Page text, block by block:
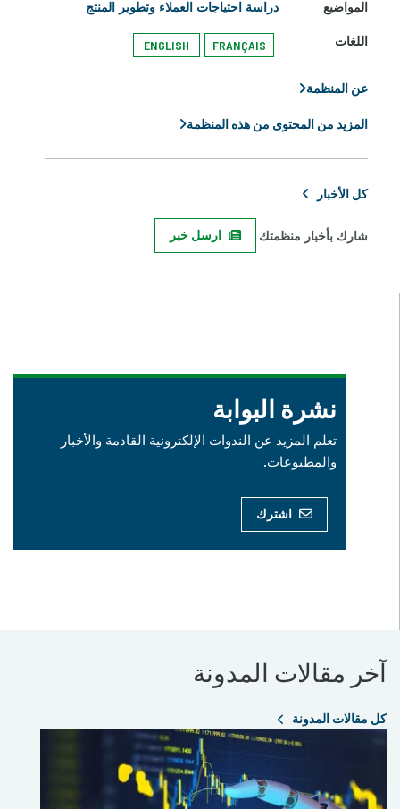
المواضيع
دراسة احتياجات العملاء وتطوير المنتج
اللغات
FRANÇAIS
ENGLISH
عن المنظمة
المزيد من المحتوى من هذه المنظمة
كل الأخبار
شارك بأخبار منظمتك ارسل خبر
نشرة البوابة
تعلم المزيد عن الندوات الإلكترونية القادمة والأخبار
والمطبوعات.
اشترك
آخر مقالات المدونة
كل مقالات المدونة